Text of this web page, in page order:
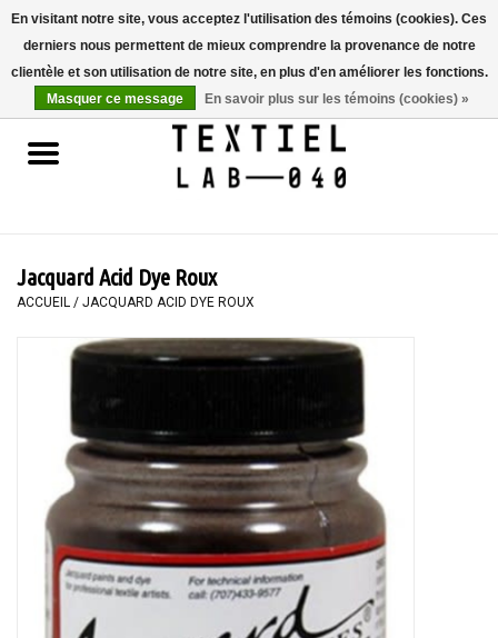
Accueil
LIVRES
PEINTURE
TEXTILE
WORKSHOPS
SPECIALS
OUTILS
Jacquard Acid Dye Roux
ACCUEIL / JACQUARD ACID DYE ROUX
En visitant notre site, vous acceptez l'utilisation des témoins (cookies). Ces
derniers nous permettent de mieux comprendre la provenance de notre
clientèle et son utilisation de notre site, en plus d'en améliorer les fonctions.
Masquer ce message
En savoir plus sur les témoins (cookies) »